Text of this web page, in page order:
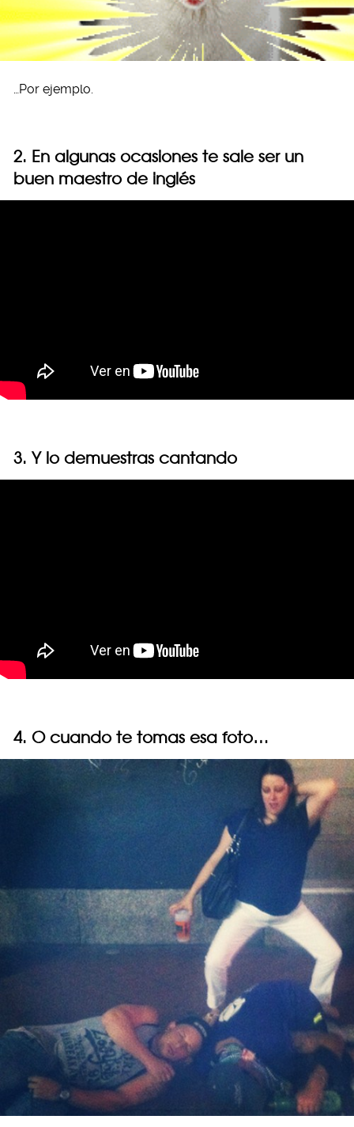
…Por ejemplo.
2. En algunas ocasiones te sale ser un
buen maestro de inglés
3. Y lo demuestras cantando
4. O cuando te tomas esa foto…